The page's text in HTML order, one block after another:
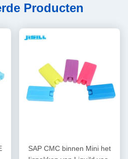
Producten
SAP CMC binnen Mini het